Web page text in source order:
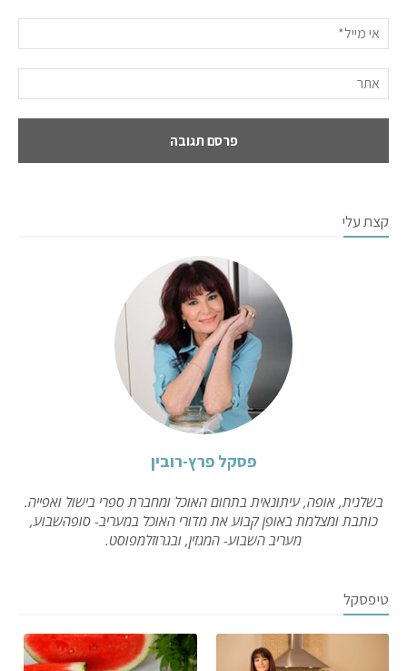
קצת עלי
פסקל פרץ-רובין
בשלנית, אופה, עיתונאית בתחום האוכל ומחברת ספרי בישול ואפייה.
כותבת ומצלמת באופן קבוע את מדורי האוכל במעריב- סופהשבוע,
מעריב השבוע- המגזין, ובגרוזלמפוסט.
טיפסקל